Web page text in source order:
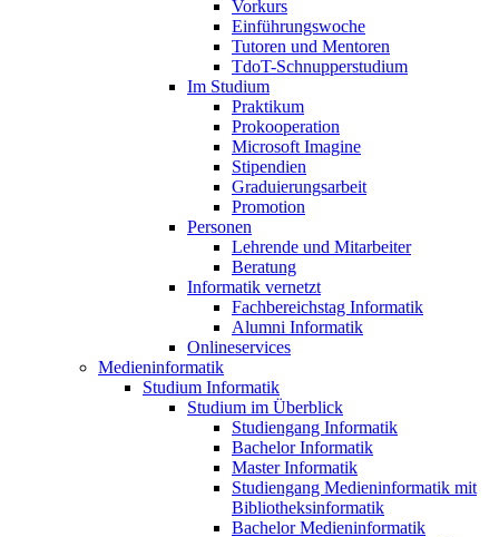
Vorkurs
Einführungswoche
Tutoren und Mentoren
TdoT-Schnupperstudium
Im Studium
Praktikum
Prokooperation
Microsoft Imagine
Stipendien
Graduierungsarbeit
Promotion
Personen
Lehrende und Mitarbeiter
Beratung
Informatik vernetzt
Fachbereichstag Informatik
Alumni Informatik
Onlineservices
Medieninformatik
Studium Informatik
Studium im Überblick
Studiengang Informatik
Bachelor Informatik
Master Informatik
Studiengang Medieninformatik mit
Bibliotheksinformatik
Bachelor Medieninformatik